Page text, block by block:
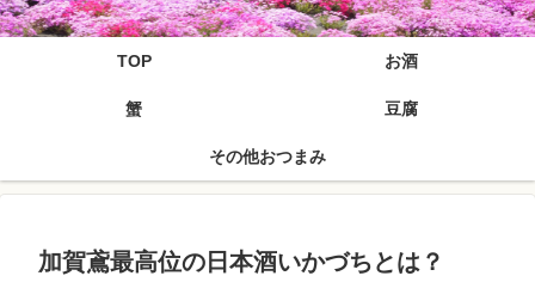
TOP お酒
蟹 豆腐
その他おつまみ
加賀鳶最高位の日本酒いかづちとは？